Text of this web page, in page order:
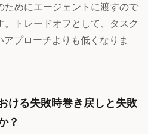
ためにエージェントに渡すので
トレードオフとして、タスク
プローチよりも低くなりま
ける失敗時巻き戻しと失敗
？